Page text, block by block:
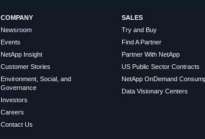
COMPANY
Newsroom
Events
NetApp Insight
Customer Stories
Environment, Social, and
Governance
Investors
Careers
Contact Us
SALES
Try and Buy
Find A Partner
Partner With NetApp
US Public Sector Contracts
NetApp OnDemand
Data Visionary Centers